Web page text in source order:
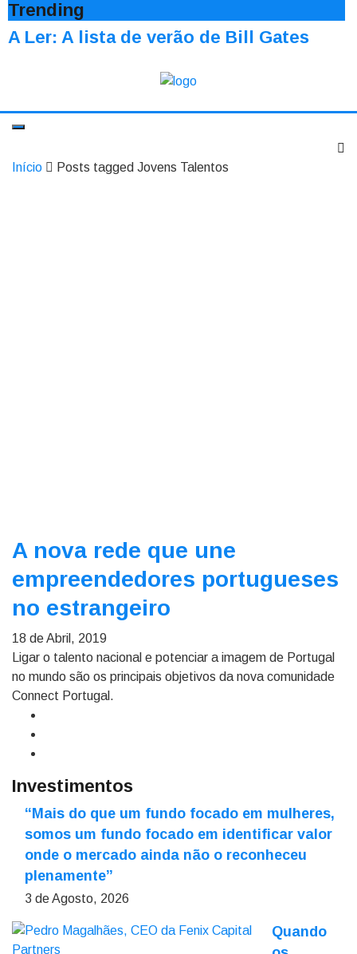
Trending
A Ler: A lista de verão de Bill Gates
Início Posts tagged Jovens Talentos
A nova rede que une
empreendedores portugueses
no estrangeiro
18 de Abril, 2019
Ligar o talento nacional e potenciar a imagem de Portugal
no mundo são os principais objetivos da nova comunidade
Connect Portugal.
Investimentos
“Mais do que um fundo focado em mulheres,
somos um fundo focado em identificar valor
onde o mercado ainda não o reconheceu
plenamente”
3 de Agosto, 2026
Quando